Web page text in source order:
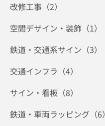
改修工事（2）
空間デザイン・装飾（1）
鉄道・交通系サイン（3）
交通インフラ（4）
サイン・看板（8）
鉄道・車両ラッピング（6）